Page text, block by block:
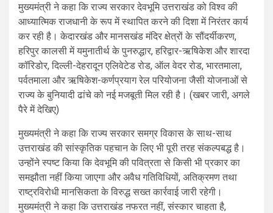
मुख्यमंत्री ने कहा कि राज्य सरकार देवभूमि उत्तराखंड को विश्व की
आध्यात्मिक राजधानी के रूप में स्थापित करने की दिशा में निरंतर कार्य
कर रही है। केदारखंड और मानसखंड मंदिर क्षेत्रों के सौंदर्यीकरण,
हरिपुर कालसी में यमुनातीर्थ के पुनरुद्धार, हरिद्वार-ऋषिकेश और शारदा
कॉरिडोर, दिल्ली-देहरादून एलिवेटेड रोड, ऑल वेदर रोड, भारतमाला,
पर्वतमाला और ऋषिकेश-कर्णप्रयाग रेल परियोजना जैसी योजनाओं से
राज्य के बुनियादी ढांचे को नई मजबूती मिल रही है। (खबर जारी, अगले
पैरे में देखिए)
मुख्यमंत्री ने कहा कि राज्य सरकार समग्र विकास के साथ-साथ
उत्तराखंड की सांस्कृतिक पहचान के लिए भी पूरी तरह संकल्पबद्ध है।
उन्होंने स्पष्ट किया कि देवभूमि की पवित्रता से किसी भी प्रकार का
समझौता नहीं किया जाएगा और अवैध गतिविधियों, अतिक्रमण तथा
राष्ट्रविरोधी मानसिकता के विरुद्ध सख्त कार्रवाई जारी रहेगी।
मुख्यमंत्री ने कहा कि उत्तराखंड नफरत नहीं, संस्कार चाहता है,